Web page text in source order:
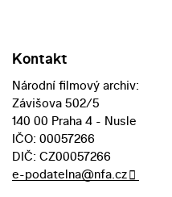
Kontakt
Národní filmový archiv:
Závišova 502/5
140 00 Praha 4 - Nusle
IČO: 00057266
DIČ: CZ00057266
e-podatelna@nfa.cz